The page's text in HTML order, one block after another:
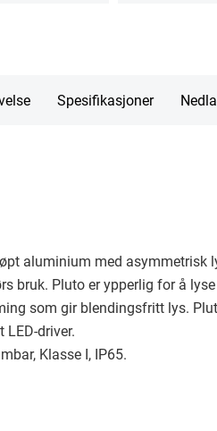
Spesifikasjoner
aluminium med asymmetrisk
bruk. Pluto er ypperlig for å
som gir blendingsfritt lys.
driver.
Klasse I, IP65.